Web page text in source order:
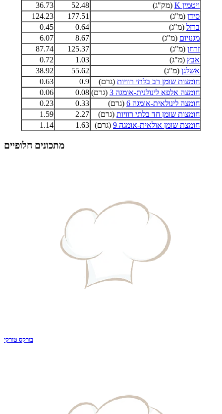
ויטמין K
(מק"ג) 52.48
36.73
סידן (מ"ג) 177.51
124.23
ברזל (מ"ג) 0.64
0.45
מגנזיום (מ"ג) 8.67
6.07
זרחן (מ"ג) 125.37
87.74
אבץ (מ"ג) 1.03
0.72
אשלגן (מ"ג) 55.62
38.92
חומצות שומן רב בלתי רוויות (גרם) 0.9
0.63
חומצה אלפא לינולנית-אומגה 3
(גרם) 0.08
0.06
חומצה לינולאית-אומגה 6
(גרם) 0.33
0.23
חומצות שומן חד בלתי רוויות (גרם) 2.27
1.59
חומצת שומן אולאית-אומגה 9
(גרם) 1.63
1.14
מתכונים חלופיים
בורקס טורקי